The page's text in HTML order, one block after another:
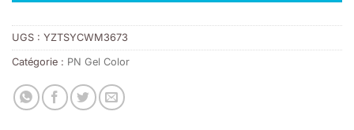
UGS : YZTSYCWM3673
Catégorie : PN Gel Color